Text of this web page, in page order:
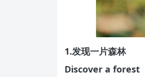
1.发现一片森林
Discover a forest